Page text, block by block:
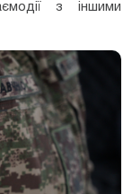
з іншими